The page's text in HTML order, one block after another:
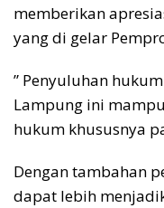
memberikan
yang di gelar
” Penyuluhan
Lampung ini
hukum khususnya
Dengan tambahan
dapat lebih